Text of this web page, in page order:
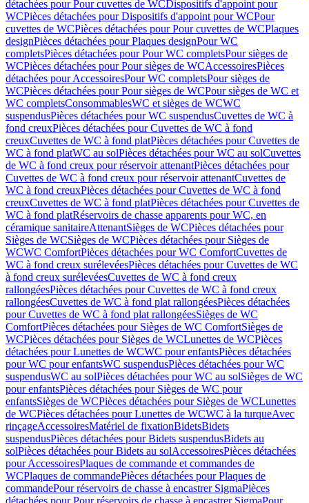
détachées pour Pour cuvettes de WCDispositifs d'appoint pour
WCPièces détachées pour Dispositifs d'appoint pour WCPour
cuvettes de WCPièces détachées pour Pour cuvettes de WCPlaques
designPièces détachées pour Plaques designPour WC
completsPièces détachées pour Pour WC completsPour sièges de
WCPièces détachées pour Pour sièges de WCAccessoiresPièces
détachées pour AccessoiresPour WC completsPour sièges de
WCPièces détachées pour Pour sièges de WCPour sièges de WC et
WC completsConsommablesWC et sièges de WCWC
suspendusPièces détachées pour WC suspendusCuvettes de WC à
fond creuxPièces détachées pour Cuvettes de WC à fond
creuxCuvettes de WC à fond platPièces détachées pour Cuvettes de
WC à fond platWC au solPièces détachées pour WC au solCuvettes
de WC à fond creux pour réservoir attenantPièces détachées pour
Cuvettes de WC à fond creux pour réservoir attenantCuvettes de
WC à fond creuxPièces détachées pour Cuvettes de WC à fond
creuxCuvettes de WC à fond platPièces détachées pour Cuvettes de
WC à fond platRéservoirs de chasse apparents pour WC, en
céramique sanitaireAttenantSièges de WCPièces détachées pour
Sièges de WCSièges de WCPièces détachées pour Sièges de
WCWC ComfortPièces détachées pour WC ComfortCuvettes de
WC à fond creux surélevéesPièces détachées pour Cuvettes de WC
à fond creux surélevéesCuvettes de WC à fond creux
rallongéesPièces détachées pour Cuvettes de WC à fond creux
rallongéesCuvettes de WC à fond plat rallongéesPièces détachées
pour Cuvettes de WC à fond plat rallongéesSièges de WC
ComfortPièces détachées pour Sièges de WC ComfortSièges de
WCPièces détachées pour Sièges de WCLunettes de WCPièces
détachées pour Lunettes de WCWC pour enfantsPièces détachées
pour WC pour enfantsWC suspendusPièces détachées pour WC
suspendusWC au solPièces détachées pour WC au solSièges de WC
pour enfantsPièces détachées pour Sièges de WC pour
enfantsSièges de WCPièces détachées pour Sièges de WCLunettes
de WCPièces détachées pour Lunettes de WCWC à la turqueAvec
rinçageAccessoiresMatériel de fixationBidetsBidets
suspendusPièces détachées pour Bidets suspendusBidets au
solPièces détachées pour Bidets au solAccessoiresPièces détachées
pour AccessoiresPlaques de commande et commandes de
WCPlaques de commandePièces détachées pour Plaques de
commandePour réservoirs de chasse à encastrer SigmaPièces
détachées pour Pour réservoirs de chasse à encastrer SigmaPour